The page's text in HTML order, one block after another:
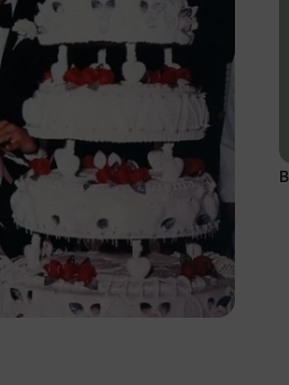
huwelijken ter wereld.